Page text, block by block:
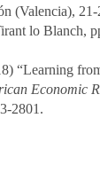
(Valencia),
lo Blanch,
“Learning
Economic
2801.